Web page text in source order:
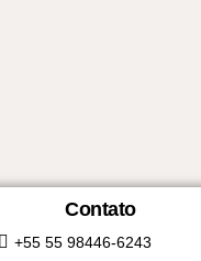
Contato
+55 55 98446-6243